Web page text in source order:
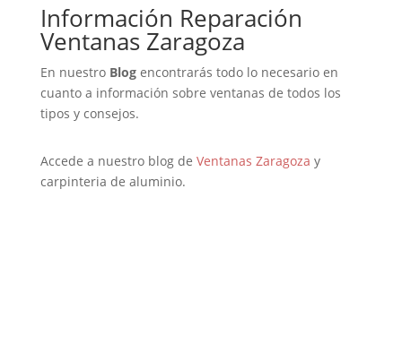
Información Reparación
Ventanas Zaragoza
En nuestro Blogencontrarás todo lo necesario en
cuanto a información sobre ventanas de todos los
tipos y consejos.
Accede a nuestro blog de Ventanas Zaragoza y
carpinteria de aluminio.